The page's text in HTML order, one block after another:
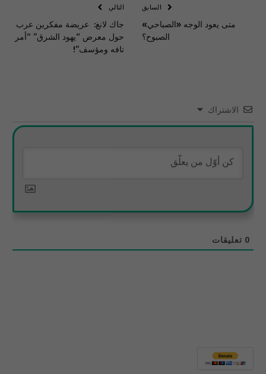
السابق
متى يعود الوجه «الصباحي»
الصبوح؟
التالي
جاك لانغ: عريضة مفكرين عرب
حول معرض “يهود الشرق” “أمر
تافه ومؤسف”!
الاشتراك
0 تعليقات